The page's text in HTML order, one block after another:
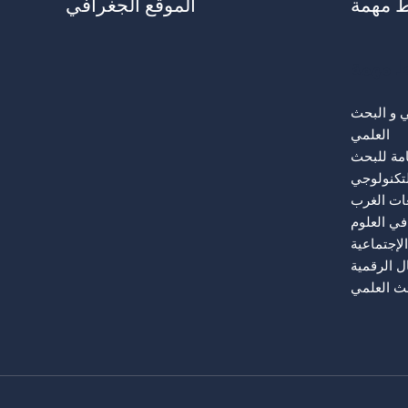
و البحث
العلمي
للبحث
الغرب
العلوم
الرقمية
العلمي